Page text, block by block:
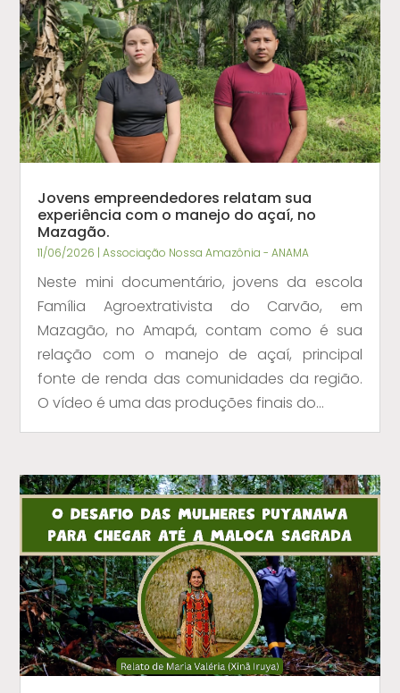
Jovens empreendedores relatam sua
experiência com o manejo do açaí, no
Mazagão.
11/06/2026 |Associação Nossa Amazônia - ANAMA
Neste mini documentário, jovens da escola
Família Agroextrativista do Carvão, em
Mazagão, no Amapá, contam como é sua
relação com o manejo de açaí, principal
fonte de renda das comunidades da região.
O vídeo é uma das produções finais do...